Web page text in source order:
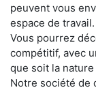
peuvent vous
espace de travail.
Vous pourrez
compétitif, avec
que soit la
Notre société de